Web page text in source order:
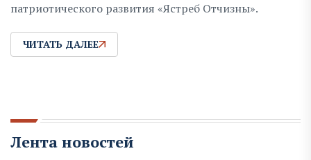
патриотического развития «Ястреб Отчизны».
ЧИТАТЬ ДАЛЕЕ
Лента новостей